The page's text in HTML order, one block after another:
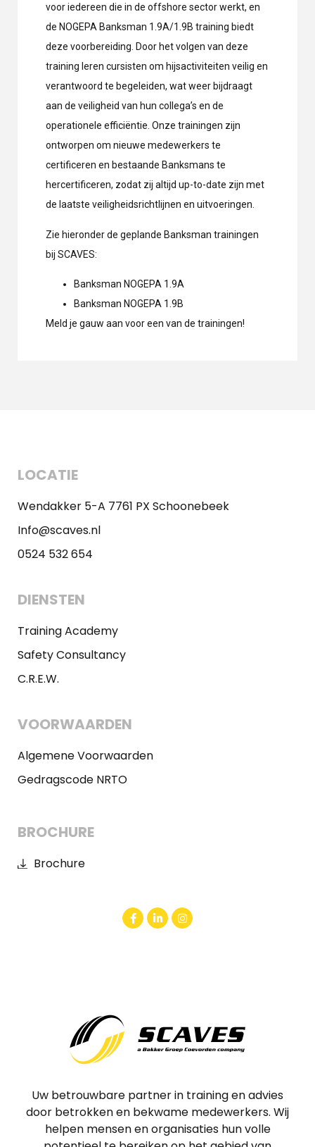
voor iedereen die in de offshore sector werkt, en
de NOGEPA Banksman 1.9A/1.9B training biedt
deze voorbereiding. Door het volgen van deze
training leren cursisten om hijsactiviteiten veilig en
verantwoord te begeleiden, wat weer bijdraagt
aan de veiligheid van hun collega’s en de
operationele efficiëntie. Onze trainingen zijn
ontworpen om nieuwe medewerkers te
certificeren en bestaande Banksmans te
hercertificeren, zodat zij altijd up-to-date zijn met
de laatste veiligheidsrichtlijnen en uitvoeringen.
Zie hieronder de geplande Banksman trainingen
bij SCAVES:
Banksman NOGEPA 1.9A
Banksman NOGEPA 1.9B
Meld je gauw aan voor een van de trainingen!
LOCATIE
Wendakker 5-A 7761 PX Schoonebeek
Info@scaves.nl
0524 532 654
DIENSTEN
Training Academy
Safety Consultancy
C.R.E.W.
VOORWAARDEN
Algemene Voorwaarden
Gedragscode NRTO
BROCHURE
Brochure
Uw betrouwbare partner in training en advies
door betrokken en bekwame medewerkers. Wij
helpen mensen en organisaties hun volle